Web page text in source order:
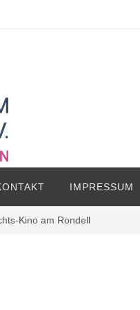
IMPRESSUM
Kino am Rondell